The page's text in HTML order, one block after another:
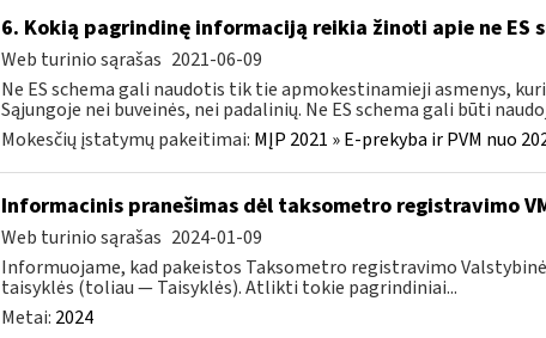
6. Kokią pagrindinę informaciją reikia žinoti apie ne ES
Web turinio sąrašas 2021-06-09
Ne ES schema gali naudotis tik tie apmokestinamieji asmenys,
Sąjungoje nei buveinės, nei padalinių. Ne ES schema gali būti
Mokesčių įstatymų pakeitimai: MĮP 2021 » E-prekyba ir PVM nuo
Informacinis pranešimas dėl taksometro registravimo
Web turinio sąrašas 2024-01-09
Informuojame, kad pakeistos Taksometro registravimo
taisyklės (toliau — Taisyklės). Atlikti tokie pagrindiniai...
Metai: 2024